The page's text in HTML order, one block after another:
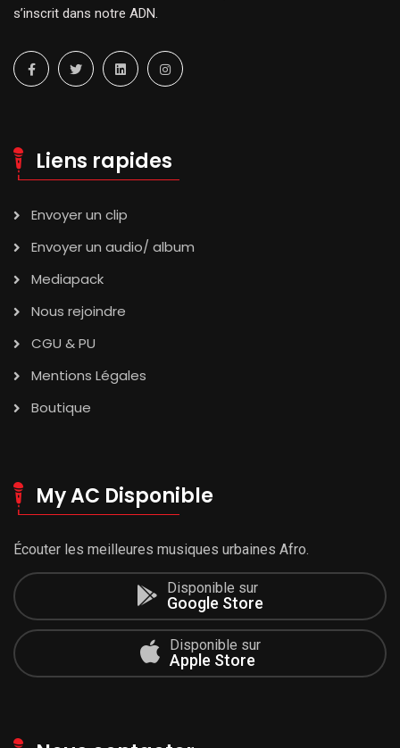
s’inscrit dans notre ADN.
Liens rapides
Envoyer un clip
Envoyer un audio/ album
Mediapack
Nous rejoindre
CGU & PU
Mentions Légales
Boutique
My AC Disponible
Écouter les meilleures musiques urbaines Afro.
Disponible sur
Google Store
Disponible sur
Apple Store